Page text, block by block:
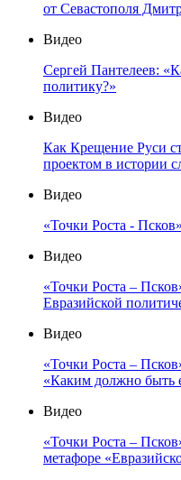
от Севастополя
Видео
Сергей Пантелеев:
политику?»
Видео
Как Крещение Руси
проектом в истории
Видео
«Точки Роста -
Видео
«Точки Роста –
Евразийской
Видео
«Точки Роста –
«Каким должно быть
Видео
«Точки Роста –
метафоре